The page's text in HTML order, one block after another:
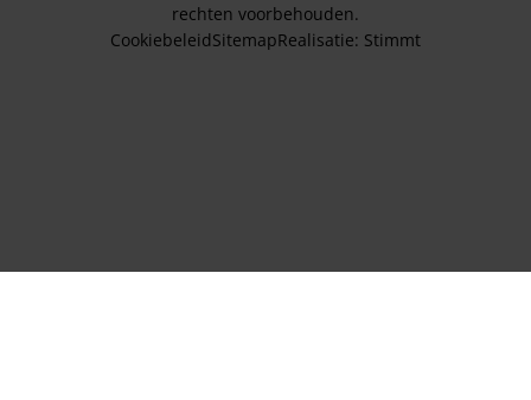
rechten voorbehouden.
CookiebeleidSitemapRealisatie: Stimmt